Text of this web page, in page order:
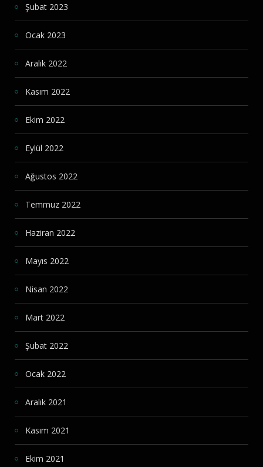
Şubat 2023
Ocak 2023
Aralık 2022
Kasım 2022
Ekim 2022
Eylül 2022
Ağustos 2022
Temmuz 2022
Haziran 2022
Mayıs 2022
Nisan 2022
Mart 2022
Şubat 2022
Ocak 2022
Aralık 2021
Kasım 2021
Ekim 2021